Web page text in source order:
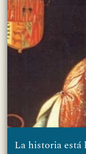
La historia está